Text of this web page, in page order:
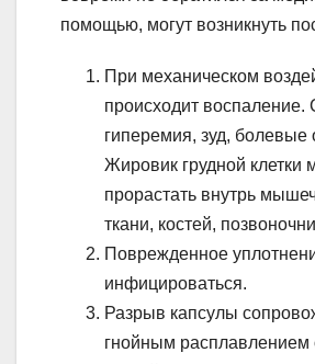
помощью, могут возникнуть
При механическом
происходит
гиперемия, зуд,
Жировик грудной клетки
прорастать внутрь
ткани, костей,
Поврежденное
инфицироваться.
Разрыв капсулы
гнойным